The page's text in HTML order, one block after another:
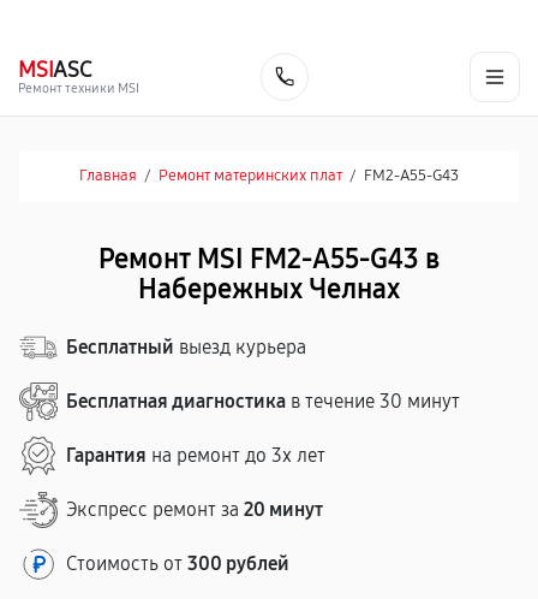
MSIASC
Ремонт техники MSI
Главная / Ремонт материнских плат / FM2-A55-G43
Ремонт MSI FM2-A55-G43 в
Набережных Челнах
Бесплатный выезд курьера
Бесплатная диагностика в течение 30 минут
Гарантия на ремонт до 3х лет
Экспресс ремонт за 20 минут
Стоимость от 300 рублей